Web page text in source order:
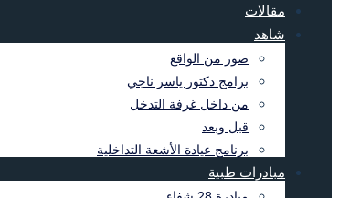
مقالات
شاهد
صور من الواقع
برامج دكتور ياسر ناجي
من داخل غرفة التدخل
قبل وبعد
برنامج عيادة الأشعة التداخلية
مبادرات طبية